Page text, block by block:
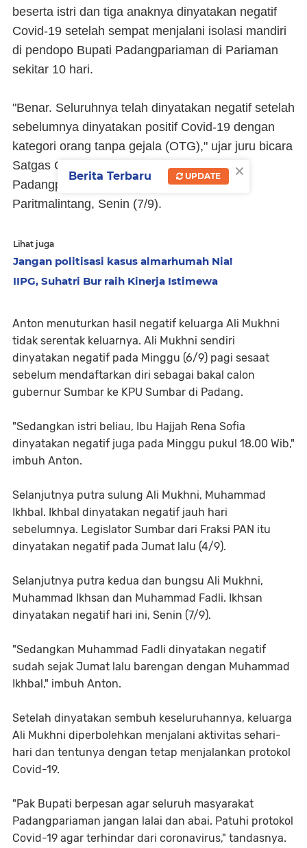
beserta istri dan tiga anaknya dinyatakan negatif
Covid-19 setelah sempat menjalani isolasi mandiri
di pendopo Bupati Padangpariaman di Pariaman
sekitar 10 hari.
"Benar. Seluruhnya telah dinyatakan negatif setelah
sebelumnya dinyatakan positif Covid-19 dengan
kategori orang tanpa gejala (OTG)," ujar juru bicara
Satgas Covid-19 sekaligus Kabag Humas
Padangpariaman, Anton Wira Tanjung di
Paritmalintang, Senin (7/9).
Lihat juga
Jangan politisasi kasus almarhumah Nia!
IIPG, Suhatri Bur raih Kinerja Istimewa
Anton menuturkan hasil negatif keluarga Ali Mukhni
tidak serentak keluarnya. Ali Mukhni sendiri
dinyatakan negatif pada Minggu (6/9) pagi sesaat
sebelum mendaftarkan diri sebagai bakal calon
gubernur Sumbar ke KPU Sumbar di Padang.
"Sedangkan istri beliau, Ibu Hajjah Rena Sofia
dinyatakan negatif juga pada Minggu pukul 18.00 Wib,"
imbuh Anton.
Selanjutnya putra sulung Ali Mukhni, Muhammad
Ikhbal. Ikhbal dinyatakan negatif jauh hari
sebelumnya. Legislator Sumbar dari Fraksi PAN itu
dinyatakan negatif pada Jumat lalu (4/9).
Selanjutnya putra kedua dan bungsu Ali Mukhni,
Muhammad Ikhsan dan Muhammad Fadli. Ikhsan
dinyatakan negatif hari ini, Senin (7/9).
"Sedangkan Muhammad Fadli dinyatakan negatif
sudah sejak Jumat lalu barengan dengan Muhammad
Ikhbal," imbuh Anton.
Setelah dinyatakan sembuh keseluruhannya, keluarga
Ali Mukhni diperbolehkan menjalani aktivitas sehari-
hari dan tentunya dengan tetap menjalankan protokol
Covid-19.
"Pak Bupati berpesan agar seluruh masyarakat
Padangpariaman jangan lalai dan abai. Patuhi protokol
Covid-19 agar terhindar dari coronavirus," tandasnya.
×
Berita Terbaru UPDATE